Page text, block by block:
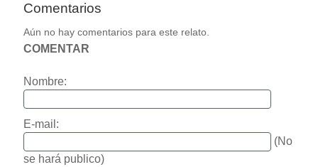
Comentarios
Aún no hay comentarios para este relato.
COMENTAR
Nombre:
E-mail:
(No
se hará publico)